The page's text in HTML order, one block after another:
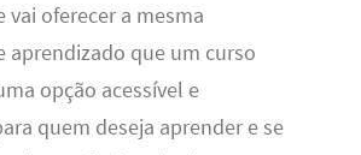
vai oferecer a mesma
aprendizado que um curso
opção acessível e
quem deseja aprender e se